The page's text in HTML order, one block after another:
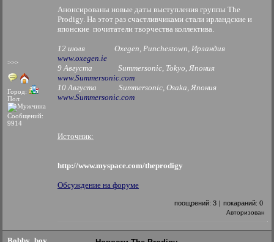
>>>
Город:
Пол:
Сообщений:
9914
Анонсированы новые даты выступления группы The
Prodigy. На этот раз счастливчиками стали ирландские и
японские почитатели творчества коллектива.
12 июля Oxegen, Punchestown, Ирландия
www.oxegen.ie
9 Августа Summersonic, Tokyo, Япония
www.Summersonic.com
10 Августа Summersonic, Osaka, Япония
www.Summersonic.com
Источник:
http://www.myspace.com/theprodigy
Обсуждение на форуме
поощрений: 3 | покараний: 0
Авторизован